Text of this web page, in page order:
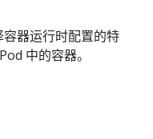
器运行时配置的特
中的容器。